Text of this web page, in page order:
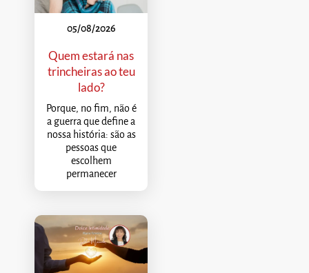
05/08/2026
Quem estará nas
trincheiras ao teu
lado?
Porque, no fim, não é
a guerra que define a
nossa história: são as
pessoas que
escolhem
permanecer